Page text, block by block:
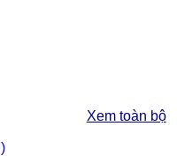
Xem toàn bộ